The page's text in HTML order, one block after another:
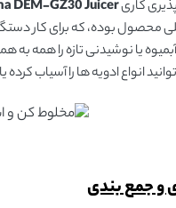
کاریDEM-GZ30 Juicer
محصول بوده، که برای کار
آبمیوه یا نوشیدنی تازه را همه
انواع ادویه ها را آسیاب
و جمع بندی